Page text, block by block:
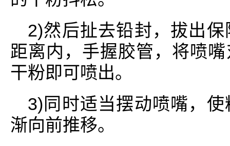
2)然后扯去铅封，拔出
距离内，手握胶管，将喷
干粉即可喷出。
3)同时适当摆动喷嘴，
渐向前推移。